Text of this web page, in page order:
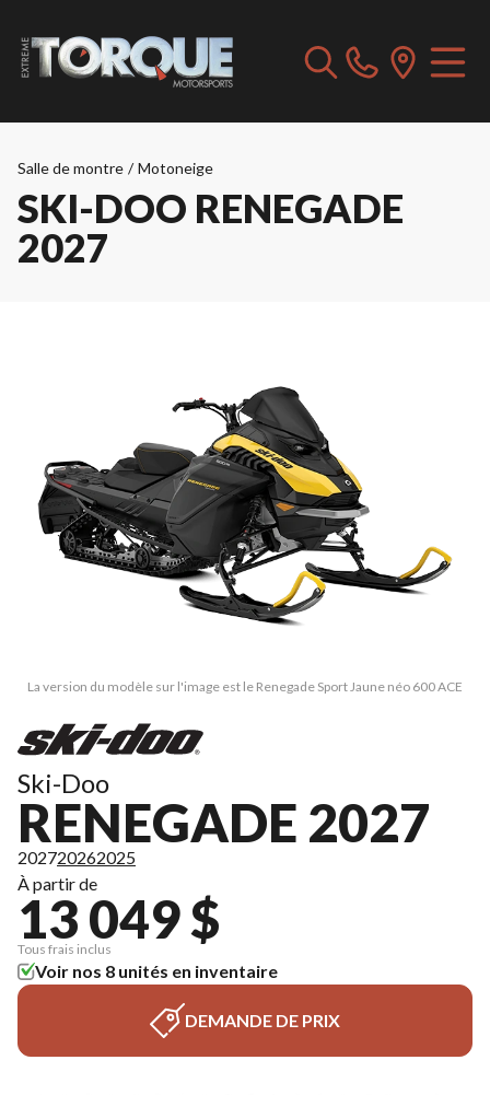
Salle de montre / Motoneige
SKI-DOO RENEGADE
2027
La version du modèle sur l'image est le Renegade Sport Jaune néo 600 ACE
Ski-Doo
RENEGADE 2027
202720262025
À partir de
13 049 $
Tous frais inclus
Voir nos 8 unités en inventaire
DEMANDE DE PRIX